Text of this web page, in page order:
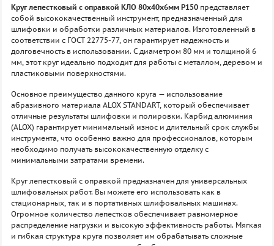
Круг лепестковый с оправкой КЛО 80х40х6мм P150 представляет
собой высококачественный инструмент, предназначенный для
шлифовки и обработки различных материалов. Изготовленный в
соответствии с ГОСТ 22775-77, он гарантирует надежность и
долговечность в использовании. С диаметром 80 мм и толщиной 6
мм, этот круг идеально подходит для работы с металлом, деревом и
пластиковыми поверхностями.
Основное преимущество данного круга — использование
абразивного материала ALOX STANDART, который обеспечивает
отличные результаты шлифовки и полировки. Карбид алюминия
(ALOX) гарантирует минимальный износ и длительный срок службы
инструмента, что особенно важно для профессионалов, которым
необходимо получать высококачественную отделку с
минимальными затратами времени.
Круг лепестковый с оправкой предназначен для универсальных
шлифовальных работ. Вы можете его использовать как в
стационарных, так и в портативных шлифовальных машинах.
Огромное количество лепестков обеспечивает равномерное
распределение нагрузки и высокую эффективность работы. Мягкая
и гибкая структура круга позволяет им обрабатывать сложные